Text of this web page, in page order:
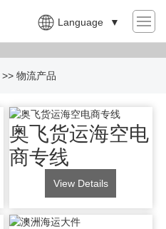
Language ▼
>> 物流产品
奥飞货运海空电
商专线
View Details